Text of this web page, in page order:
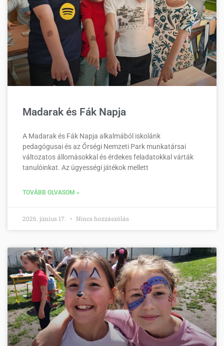
Madarak és Fák Napja
A Madarak és Fák Napja alkalmából iskolánk
pedagógusai és az Őrségi Nemzeti Park munkatársai
változatos állomásokkal és érdekes feladatokkal várták
tanulóinkat. Az ügyességi játékok mellett
TOVÁBB OLVASOM »
2026. június 17. Nincs hozzászólás